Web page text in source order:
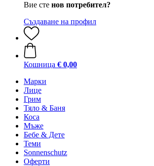
Вие сте нов потребител?
Създаване на профил
Кошница € 0,00
Марки
Лице
Грим
Тяло & Баня
Коса
Мъже
Бебе & Дете
Теми
Sonnenschutz
Оферти